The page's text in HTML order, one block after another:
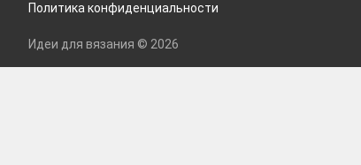
Политика конфиденциальности
Идеи для вязания © 2026